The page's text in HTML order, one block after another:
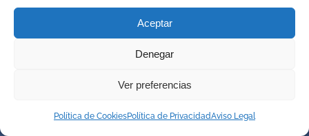
Aceptar
Denegar
Ver preferencias
Política de CookiesPolítica de PrivacidadAviso Legal